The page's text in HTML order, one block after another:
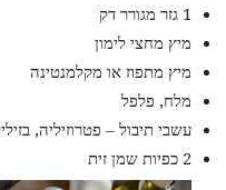
1 גזר מגורר דק
מיץ מחצי לימון
מיץ מתפוז או מקלמנטינה
מלח, פלפל
עשבי תיבול – פטרוזיליה,
2 כפיות שמן זית